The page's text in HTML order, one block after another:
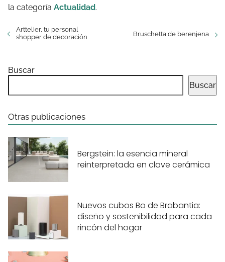
la categoría Actualidad.
Arttelier, tu personal
shopper de decoración
Bruschetta de berenjena
Buscar
Buscar
Otras publicaciones
Bergstein: la esencia mineral
reinterpretada en clave cerámica
Nuevos cubos Bo de Brabantia:
diseño y sostenibilidad para cada
rincón del hogar